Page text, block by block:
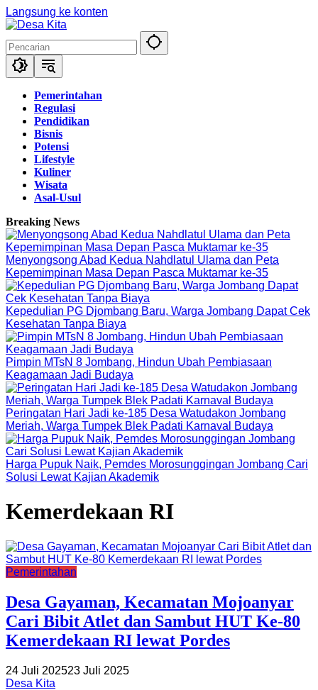
Langsung ke konten
Pemerintahan
Regulasi
Pendidikan
Bisnis
Potensi
Lifestyle
Kuliner
Wisata
Asal-Usul
Breaking News
Menyongsong Abad Kedua Nahdlatul Ulama dan Peta
Kepemimpinan Masa Depan Pasca Muktamar ke-35
Kepedulian PG Djombang Baru, Warga Jombang Dapat Cek
Kesehatan Tanpa Biaya
Pimpin MTsN 8 Jombang, Hindun Ubah Pembiasaan
Keagamaan Jadi Budaya
Peringatan Hari Jadi ke-185 Desa Watudakon Jombang
Meriah, Warga Tumpek Blek Padati Karnaval Budaya
Harga Pupuk Naik, Pemdes Morosunggingan Jombang Cari
Solusi Lewat Kajian Akademik
Kemerdekaan RI
Pemerintahan
Desa Gayaman, Kecamatan Mojoanyar
Cari Bibit Atlet dan Sambut HUT Ke-80
Kemerdekaan RI lewat Pordes
24 Juli 202523 Juli 2025
Desa Kita